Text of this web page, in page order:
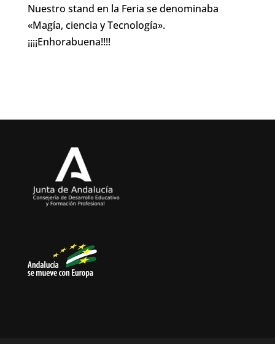
Nuestro stand en la Feria se denominaba
«Magía, ciencia y Tecnología».
¡¡¡¡Enhorabuena!!!!